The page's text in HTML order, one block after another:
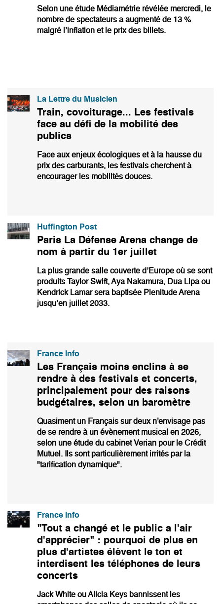
Selon une étude Médiamétrie révélée mercredi, le
nombre de spectateurs a augmenté de 13 %
malgré l’inflation et le prix des billets.
La Lettre du Musicien
Train, covoiturage... Les festivals
face au défi de la mobilité des
publics
Face aux enjeux écologiques et à la hausse du
prix des carburants, les festivals cherchent à
encourager les mobilités douces.
Huffington Post
Paris La Défense Arena change de
nom à partir du 1er juillet
La plus grande salle couverte d’Europe où se sont
produits Taylor Swift, Aya Nakamura, Dua Lipa ou
Kendrick Lamar sera baptisée Plenitude Arena
jusqu’en juillet 2033.
France Info
Les Français moins enclins à se
rendre à des festivals et concerts,
principalement pour des raisons
budgétaires, selon un baromètre
Quasiment un Français sur deux n'envisage pas
de se rendre à un évènement musical en 2026,
selon une étude du cabinet Verian pour le Crédit
Mutuel. Ils sont particulièrement irrités par la
"tarification dynamique".
France Info
"Tout a changé et le public a l'air
d'apprécier" : pourquoi de plus en
plus d'artistes élèvent le ton et
interdisent les téléphones de leurs
concerts
Jack White ou Alicia Keys bannissent les